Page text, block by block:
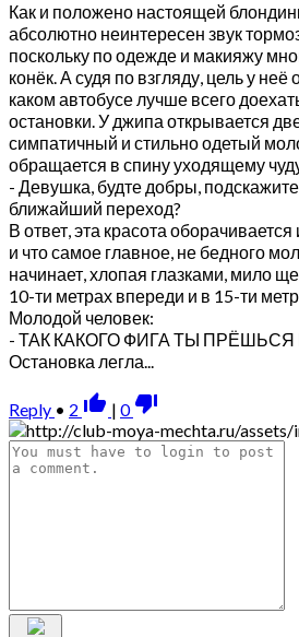
Как и положено настоящей
абсолютно неинтересен звук
поскольку по одежде и макияжу
конёк. А судя по взгляду, цель у
каком автобусе лучше всего
остановки. У джипа открывается
симпатичный и стильно одетый
обращается в спину уходящему
- Девушка, будте добры,
ближайший переход?
В ответ, эта красота
и что самое главное, не бедного
начинает, хлопая глазками, мило
10-ти метрах впереди и в 15-ти
Молодой человек:
- ТАК КАКОГО ФИГА ТЫ
Остановка легла...
Reply • 2 thumb_up_alt | 0 thumb_down_alt